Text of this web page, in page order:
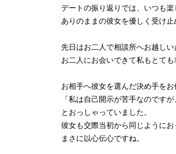
デートの振り返りでは、いつも
ありのままの彼女を優しく受け
先日はお二人で相談所へお越し
お二人にお会いできて私もとても
お相手へ彼女を選んだ決め手をお
「私は自己開示が苦手なのです
とおっしゃっていました。
彼女も交際当初から同じようにお
まさに以心伝心ですね。